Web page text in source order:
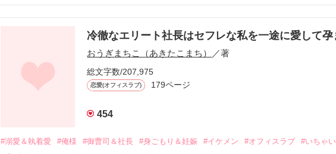
しかし、ある出来事をきっかけに二人の関係は壊れてしまう。
関係修復もできないまま、美桜は両親の離婚によって
引っ越すことになり、哲平とも離れ離れになった。
そして、ひょんなことから
冷徹なエリート社長はセフレな私を一途に愛して孕
おうぎまちこ（あきたこまち） ／著
総文字数/207,975
恋愛(オフィスラブ) 179ページ
454
#溺愛＆執着愛 #俺様 #御曹司＆社長 #身ごもり＆妊娠 #イケメン #オフィスラブ
#いちゃ